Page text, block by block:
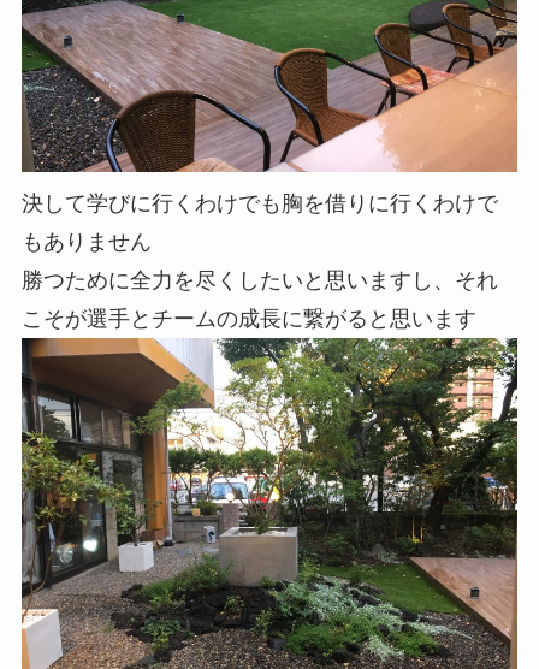
決して学びに行くわけでも胸を借りに行くわけで
もありません
勝つために全力を尽くしたいと思いますし、それ
こそが選手とチームの成長に繋がると思います